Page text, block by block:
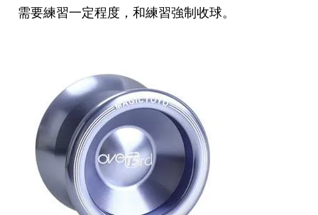
需要練習一定程度，和練習強制收球。